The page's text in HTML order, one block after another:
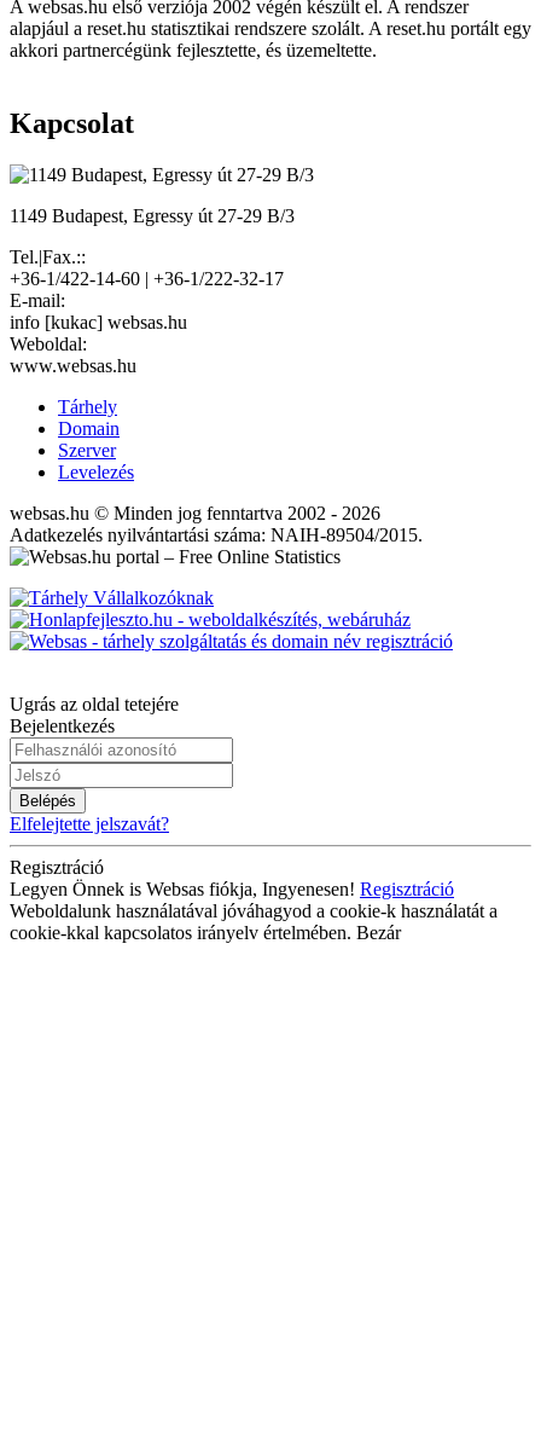
A websas.hu első verziója 2002 végén készült el. A rendszer
alapjául a reset.hu statisztikai rendszere szolált. A reset.hu portált egy
akkori partnercégünk fejlesztette, és üzemeltette.
Kapcsolat
1149 Budapest, Egressy út 27-29 B/3
Tel.|Fax.::
+36-1/422-14-60 | +36-1/222-32-17
E-mail:
info [kukac] websas.hu
Weboldal:
www.websas.hu
Tárhely
Domain
Szerver
Levelezés
websas.hu © Minden jog fenntartva 2002 - 2026
Adatkezelés nyilvántartási száma: NAIH-89504/2015.
Ugrás az oldal tetejére
Bejelentkezés
Belépés
Elfelejtette jelszavát?
Regisztráció
Legyen Önnek is Websas fiókja, Ingyenesen! Regisztráció
Weboldalunk használatával jóváhagyod a cookie-k használatát a
cookie-kkal kapcsolatos irányelv értelmében. Bezár